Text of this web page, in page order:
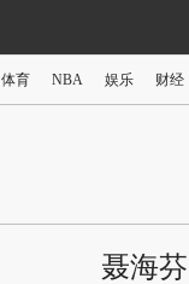
体育 NBA 娱乐 财经
聂海芬